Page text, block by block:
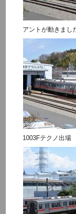
アントが動きまし
1003Fテクノ出場